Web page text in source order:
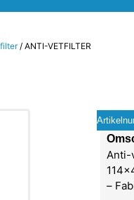
/ ANTI-VETFILTER
Anti-
–